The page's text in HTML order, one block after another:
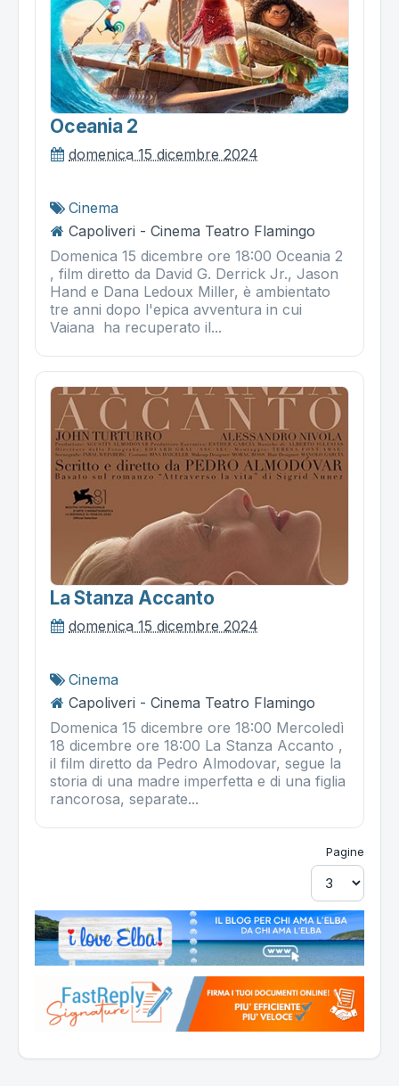
Oceania 2
domenica 15 dicembre 2024
Cinema
Capoliveri - Cinema Teatro Flamingo
Domenica 15 dicembre ore 18:00 Oceania 2
, film diretto da David G. Derrick Jr., Jason
Hand e Dana Ledoux Miller, è ambientato
tre anni dopo l'epica avventura in cui
Vaiana ha recuperato il...
La Stanza Accanto
domenica 15 dicembre 2024
Cinema
Capoliveri - Cinema Teatro Flamingo
Domenica 15 dicembre ore 18:00 Mercoledì
18 dicembre ore 18:00 La Stanza Accanto ,
il film diretto da Pedro Almodovar, segue la
storia di una madre imperfetta e di una figlia
rancorosa, separate...
Pagine